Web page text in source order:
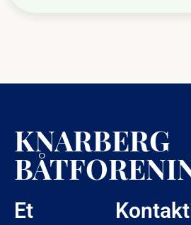
KNARBERG
Et